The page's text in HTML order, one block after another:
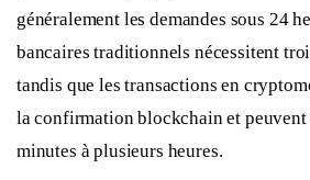
généralement les demandes sous 24
bancaires traditionnels nécessitent
tandis que les transactions en
la confirmation blockchain et peuvent
minutes à plusieurs heures.